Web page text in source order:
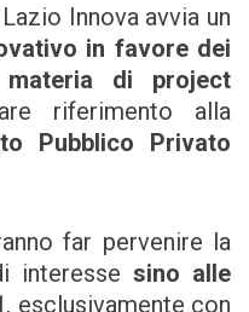
Innova avvia un
in favore dei
di project
riferimento alla
Pubblico Privato
far pervenire la
interesse sino alle
, esclusivamente con